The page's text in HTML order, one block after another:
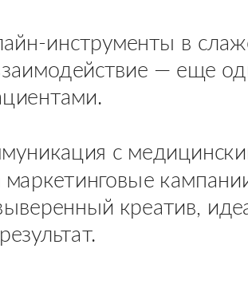
инструменты в
— еще
с
креатив,